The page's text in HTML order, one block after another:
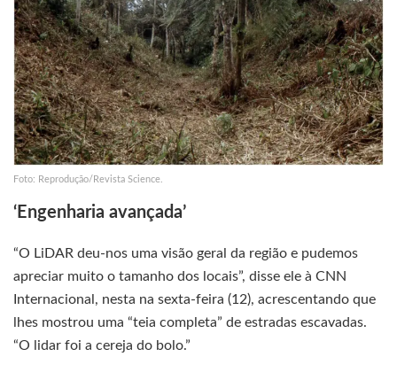
Foto: Reprodução/Revista Science.
‘Engenharia avançada’
“O LiDAR deu-nos uma visão geral da região e pudemos
apreciar muito o tamanho dos locais”, disse ele à CNN
Internacional, nesta na sexta-feira (12), acrescentando que
lhes mostrou uma “teia completa” de estradas escavadas.
“O lidar foi a cereja do bolo.”